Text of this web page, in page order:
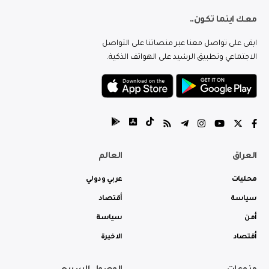
معك اينما تكون..
ابقى على تواصل معنا عبر منصاتنا على التواصل
الاجتماعي وتطبيق الرشيد على الهواتف الذكية.
العراق
محليات
سياسة
أمن
أقتصاد
العالم
عربي ودولي
أقتصاد
سياسة
الاخيرة